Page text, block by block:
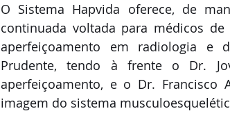
O Sistema Hapvida oferece, de
continuada voltada para médicos
aperfeiçoamento em radiologia e
Prudente, tendo à frente o Dr.
aperfeiçoamento, e o Dr. Francisco
imagem do sistema